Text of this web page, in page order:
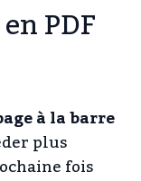
PDF
à la barre
plus
fois